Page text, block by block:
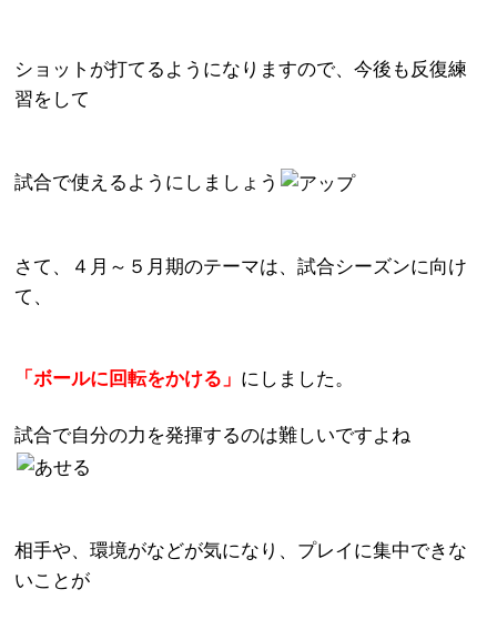
ショットが打てるようになりますので、今後も反復練
習をして
試合で使えるようにしましょう
さて、４月～５月期のテーマは、試合シーズンに向け
て、
「ボールに回転をかける」 にしました。
試合で自分の力を発揮するのは難しいですよね
相手や、環境がなどが気になり、プレイに集中できな
いことが